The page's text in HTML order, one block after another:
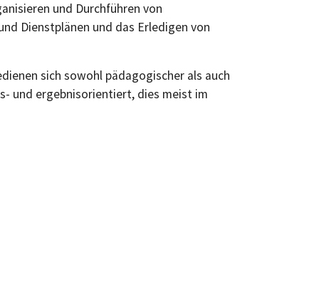
und Durchführen von
Dienstplänen und das Erledigen von
sich sowohl pädagogischer als auch
und ergebnisorientiert, dies meist im